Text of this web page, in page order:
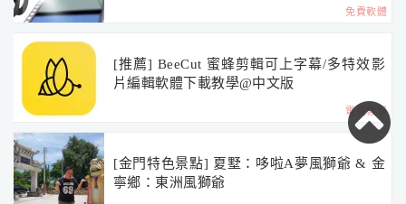
免費軟體
[推薦] BeeCut 蜜蜂剪輯可上字幕/多特效影
片編輯軟體下載教學@中文版
電腦教學
[金門特色景點] 夏墅：哆啦A夢風獅爺 & 金
寧鄉：東洲風獅爺